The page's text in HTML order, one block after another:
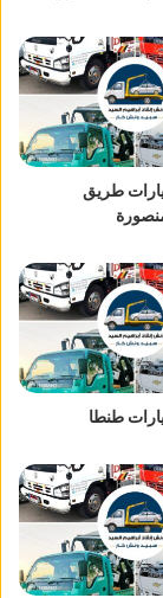
طريق
طنطا